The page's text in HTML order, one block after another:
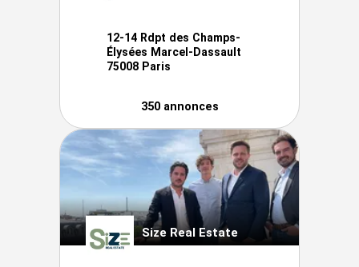
12-14 Rdpt des Champs-
Élysées Marcel-Dassault
75008 Paris
350 annonces
Size Real Estate